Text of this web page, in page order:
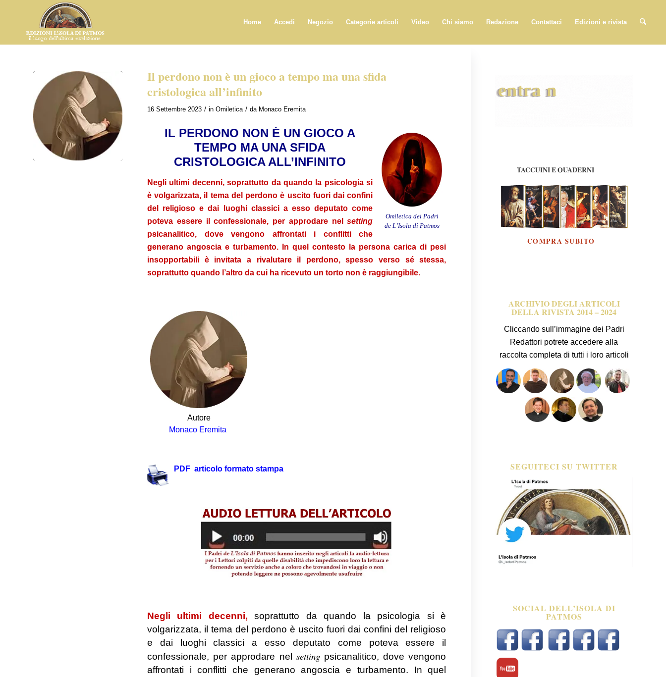
Home Accedi Negozio Categorie articoli Video Chi siamo Redazione Contattaci Edizioni e rivista
Il perdono non è un gioco a tempo ma una sfida
cristologica all’infinito
16 Settembre 2023 / in Omiletica / da Monaco Eremita
Omiletica dei Padri
de L’Isola di Patmos
IL PERDONO NON È UN GIOCO A
TEMPO MA UNA SFIDA
CRISTOLOGICA ALL’INFINITO
Negli ultimi decenni, soprattutto da quando la psicologia si
è volgarizzata, il tema del perdono è uscito fuori dai confini
del religioso e dai luoghi classici a esso deputato come
poteva essere il confessionale, per approdare nelsetting
psicanalitico, dove vengono affrontati i conflitti che
generano angoscia e turbamento. In quel contesto la persona carica di pesi
insopportabili è invitata a rivalutare il perdono, spesso verso sé stessa,
soprattutto quando l’altro da cui ha ricevuto un torto non è raggiungibile.
Autore
Monaco Eremita
PDF articolo formato stampa
Negli ultimi decenni, soprattutto da quando la psicologia si è
volgarizzata, il tema del perdono è uscito fuori dai confini del religioso
e dai luoghi classici a esso deputato come poteva essere il
confessionale, per approdare nel setting psicanalitico, dove vengono
affrontati i conflitti che generano angoscia e turbamento. In quel
TACCUINI E QUADERNI
COMPRA SUBITO
ARCHIVIO DEGLI ARTICOLI
DELLA RIVISTA 2014 – 2024
Cliccando sull’immagine dei Padri
Redattori potrete accedere alla
raccolta completa di tutti i loro articoli
SEGUITECI SU TWITTER
SOCIAL DELL’ISOLA DI
PATMOS